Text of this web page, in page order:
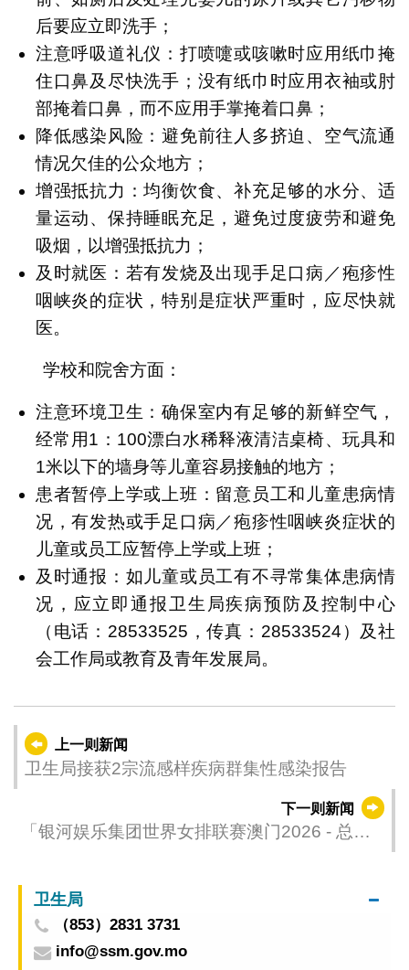
后要应立即洗手；
注意呼吸道礼仪：打喷嚏或咳嗽时应用纸巾掩
住口鼻及尽快洗手；没有纸巾时应用衣袖或肘
部掩着口鼻，而不应用手掌掩着口鼻；
降低感染风险：避免前往人多挤迫、空气流通
情况欠佳的公众地方；
增强抵抗力：均衡饮食、补充足够的水分、适
量运动、保持睡眠充足，避免过度疲劳和避免
吸烟，以增强抵抗力；
及时就医：若有发烧及出现手足口病／疱疹性
咽峡炎的症状，特别是症状严重时，应尽快就
医。
学校和院舍方面：
注意环境卫生：确保室内有足够的新鲜空气，
经常用1：100漂白水稀释液清洁桌椅、玩具和
1米以下的墙身等儿童容易接触的地方；
患者暂停上学或上班：留意员工和儿童患病情
况，有发热或手足口病／疱疹性咽峡炎症状的
儿童或员工应暂停上学或上班；
及时通报：如儿童或员工有不寻常集体患病情
况，应立即通报卫生局疾病预防及控制中心
（电话：28533525，传真：28533524）及社
会工作局或教育及青年发展局。
上一则新闻
卫生局接获2宗流感样疾病群集性感染报告
下一则新闻
「银河娱乐集团世界女排联赛澳门2026 - 总决
卫生局
（853）2831 3731
info@ssm.gov.mo